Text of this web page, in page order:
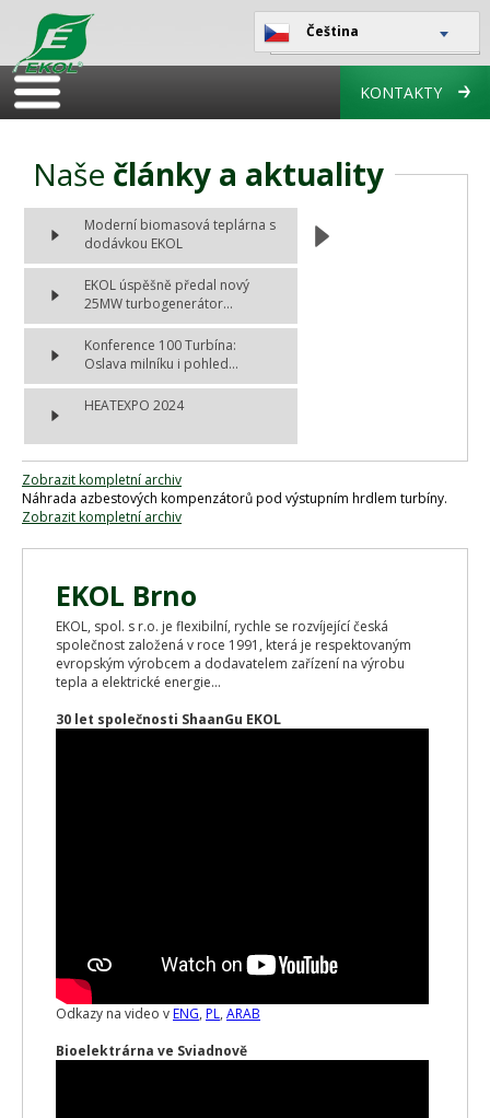
Čeština
KONTAKTY
Naše články a aktuality
Moderní biomasová teplárna s
dodávkou EKOL
EKOL úspěšně předal nový
25MW turbogenerátor...
Konference 100 Turbína:
Oslava milníku i pohled...
HEATEXPO 2024
Zobrazit kompletní archiv
Náhrada azbestových kompenzátorů pod výstupním hrdlem turbíny.
Zobrazit kompletní archiv
EKOL Brno
EKOL, spol. s r.o. je flexibilní, rychle se rozvíjející česká
společnost založená v roce 1991, která je respektovaným
evropským výrobcem a dodavatelem zařízení na výrobu
tepla a elektrické energie...
30 let společnosti ShaanGu EKOL
Odkazy na video vENG, PL, ARAB
Bioelektrárna ve Sviadnově